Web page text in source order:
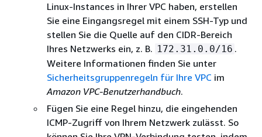
Linux-Instances in Ihrer VPC haben, erstellen
Sie eine Eingangsregel mit einem SSH-Typ und
stellen Sie die Quelle auf den CIDR-Bereich
Ihres Netzwerks ein, z. B. 172.31.0.0/16 .
Weitere Informationen finden Sie unter
Sicherheitsgruppenregeln für Ihre VPC im
Amazon VPC-Benutzerhandbuch.
Fügen Sie eine Regel hinzu, die eingehenden
ICMP-Zugriff von Ihrem Netzwerk zulässt. So